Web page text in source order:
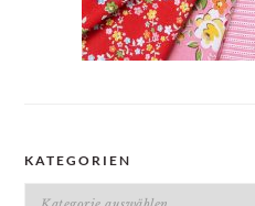
KATEGORIEN
Kategorien